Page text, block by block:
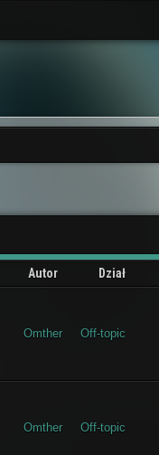
Autor Dział
Omther Off-topic
Omther Off-topic